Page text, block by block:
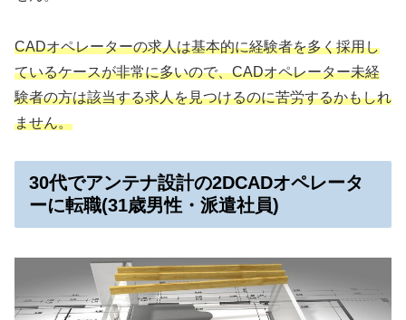
CADオペレーターの求人は基本的に経験者を多く採用し
ているケースが非常に多いので、CADオペレーター未経
験者の方は該当する求人を見つけるのに苦労するかもしれ
ません。
30代でアンテナ設計の2DCADオペレータ
ーに転職(31歳男性・派遣社員)